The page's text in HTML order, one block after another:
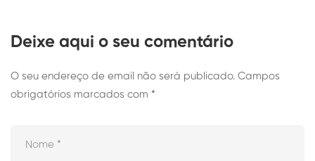
Deixe aqui o seu comentário
O seu endereço de email não será publicado. Campos
obrigatórios marcados com *